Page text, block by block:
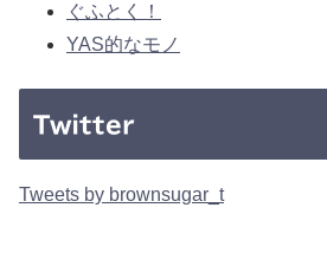
ぐふとく！
YAS的なモノ
Twitter
Tweets by brownsugar_t